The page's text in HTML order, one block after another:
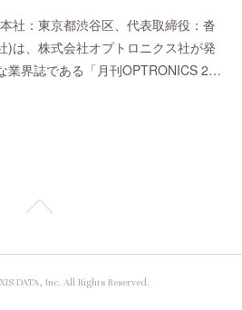
社：東京都渋谷区、代表取締役：沓
)は、株式会社オプトロニクス社が発
業界誌である「月刊OPTRONICS 2…
DATA, Inc. All Rights Reserved.